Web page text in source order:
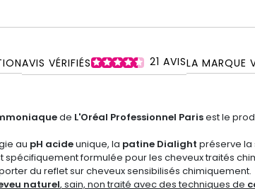
AVIS VÉRIFIÉS 21 AVISLA MARQUE
de L'Oréal Professionnel Parisest le
au pH acideunique, la patine Dialight préserve la
spécifiquement formulée pour les cheveux traités
du reflet sur cheveux sensibilisés chimiquement.
naturel, sain, non traité avec des techniques de